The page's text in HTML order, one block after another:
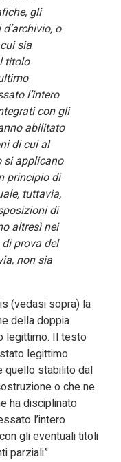
gli
o
sia
titolo
l’intero
con gli
abilitato
di cui al
si applicano
principio di
tuttavia,
di
altresì nei
prova del
non sia
(vedasi sopra) la
della doppia
legittimo. Il testo
legittimo
quello stabilito dal
o che ne
ha disciplinato
l’intero
gli eventuali titoli
parziali”.